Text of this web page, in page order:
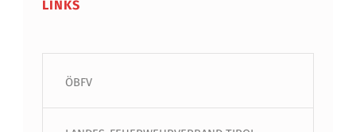
LINKS
ÖBFV